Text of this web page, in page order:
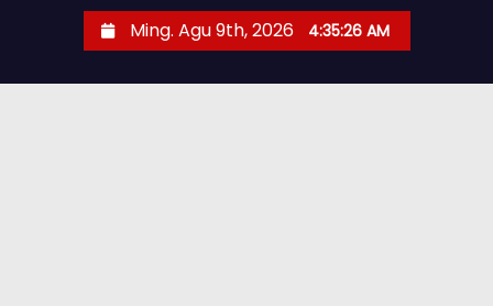
Ming. Agu 9th, 2026 4:35:27 AM